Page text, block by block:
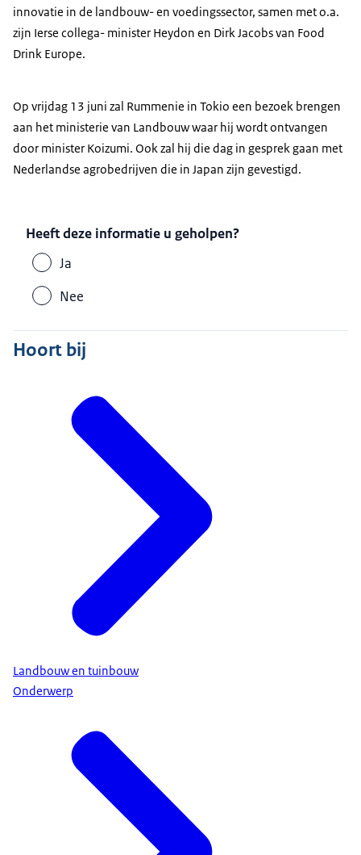
innovatie in de landbouw- en voedingssector, samen met o.a.
zijn Ierse collega- minister Heydon en Dirk Jacobs van Food
Drink Europe.
Op vrijdag 13 juni zal Rummenie in Tokio een bezoek brengen
aan het ministerie van Landbouw waar hij wordt ontvangen
door minister Koizumi. Ook zal hij die dag in gesprek gaan met
Nederlandse agrobedrijven die in Japan zijn gevestigd.
Heeft deze informatie u geholpen?
Ja
Nee
Hoort bij
Landbouw en tuinbouw
Onderwerp